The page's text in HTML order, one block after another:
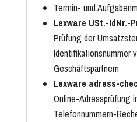
Termin- und
Lexware USt.-IdNr.-
Prüfung der
Identifikationsnummer
Geschäftspartnern
Lexware adress-
Online-Adressprüfung
Telefonnummern-